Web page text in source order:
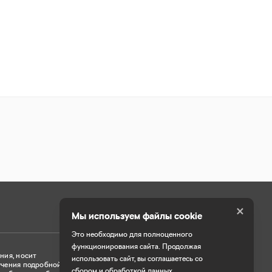
носит
подробной
Работает на технологиях
Мы используем файлы cookie
Это необходимо для полноценного
функционирования сайта. Продолжая
использовать сайт, вы соглашаетесь со
×